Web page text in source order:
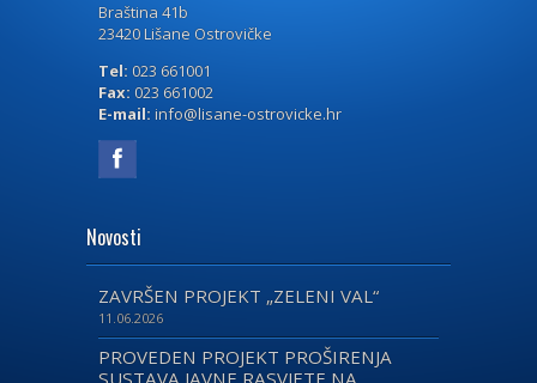
Braština 41b
23420 Lišane Ostrovičke
Tel: 023 661001
Fax: 023 661002
E-mail: info@lisane-ostrovicke.hr
Novosti
ZAVRŠEN PROJEKT „ZELENI VAL“
11.06.2026
PROVEDEN PROJEKT PROŠIRENJA
SUSTAVA JAVNE RASVJETE NA